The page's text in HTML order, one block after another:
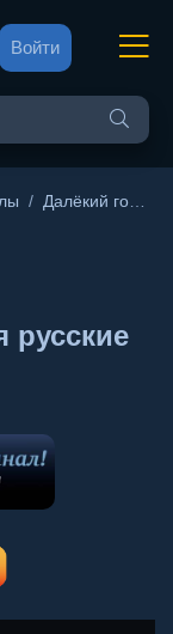
Войти
/ Далёкий город
русские